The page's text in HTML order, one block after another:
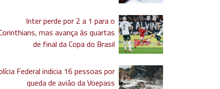
Inter perde por 2 a 1 para o
mas avança às quartas
de final da Copa do Brasil
Federal indicia 16 pessoas por
queda de avião da Voepass